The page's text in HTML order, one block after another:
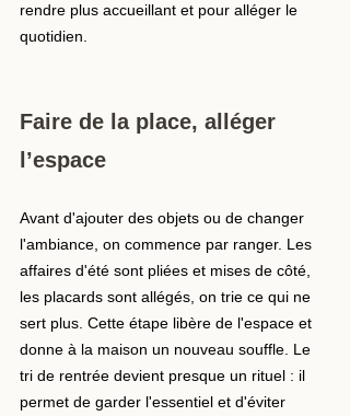
rendre plus accueillant et pour alléger le
quotidien.
Faire de la place, alléger
l’espace
Avant d'ajouter des objets ou de changer
l'ambiance, on commence par ranger. Les
affaires d'été sont pliées et mises de côté,
les placards sont allégés, on trie ce qui ne
sert plus. Cette étape libère de l'espace et
donne à la maison un nouveau souffle. Le
tri de rentrée devient presque un rituel : il
permet de garder l'essentiel et d'éviter